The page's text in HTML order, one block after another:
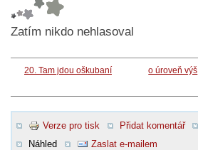
Zatím nikdo nehlasoval
20. Tam jdou oškubaní o úroveň výš
Verze pro tisk Přidat komentář
Náhled
Zaslat e-mailem